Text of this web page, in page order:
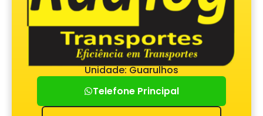
Unidade: Guarulhos
Telefone Principal